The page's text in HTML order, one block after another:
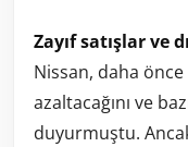
Zayıf satışlar ve
Nissan, daha
azaltacağını ve
duyurmuştu.